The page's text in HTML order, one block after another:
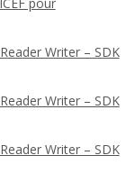
Writer – SDK
Writer – SDK
Writer – SDK